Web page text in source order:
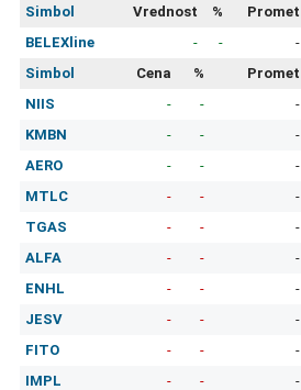
Simbol Vrednost %
Promet
BELEXline
- -
-
Simbol
Cena %
Promet
NIIS
- -
-
KMBN
- -
-
AERO
- -
-
MTLC
- -
-
TGAS
- -
-
ALFA
- -
-
ENHL
- -
-
JESV
- -
-
FITO
- -
-
IMPL
- - -